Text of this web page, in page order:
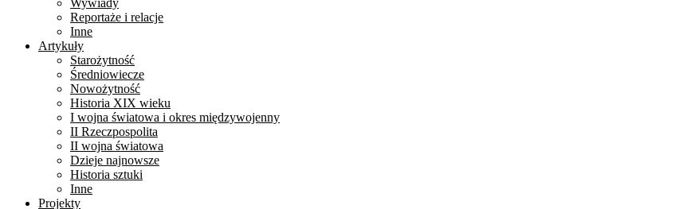
Wywiady
Reportaże i relacje
Inne
Artykuły
Starożytność
Średniowiecze
Nowożytność
Historia XIX wieku
I wojna światowa i okres międzywojenny
II Rzeczpospolita
II wojna światowa
Dzieje najnowsze
Historia sztuki
Inne
Projekty